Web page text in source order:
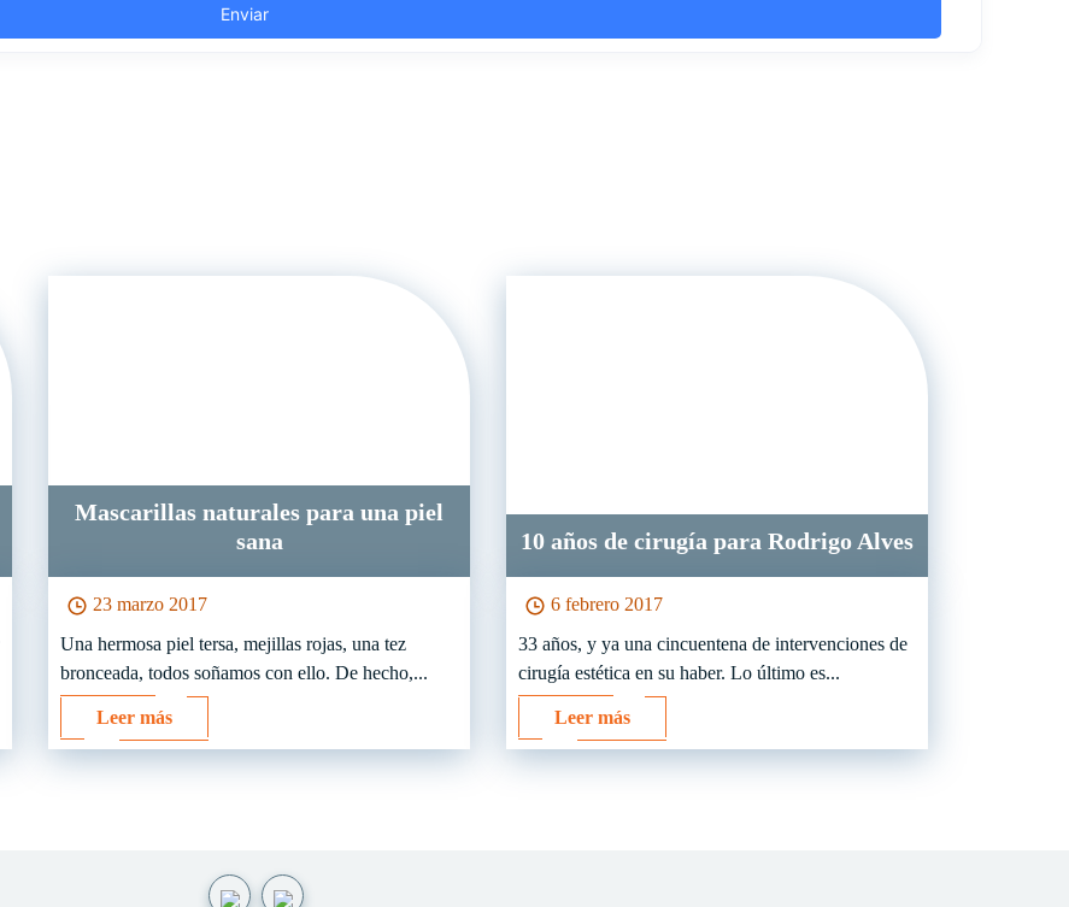
23 marzo 2017
Mascarillas naturales para una piel
sana
Una hermosa piel tersa, mejillas rojas, una tez
bronceada, todos soñamos con ello. De hecho,...
Leer más
6 febrero 2017
10 años de cirugía para Rodrigo Alves
33 años, y ya una cincuentena de intervenciones de
cirugía estética en su haber. Lo último es...
Leer más